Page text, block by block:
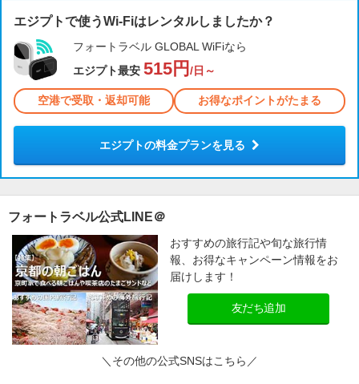
エジプトで使うWi-Fiはレンタルしましたか？
フォートラベル GLOBAL WiFiなら
エジプト最安 515円 /日～
空港で受取・返却可能 お得なポイントがたまる
エジプトの料金プランを見る
フォートラベル公式LINE＠
おすすめの旅行記や旬な旅行情
報、お得なキャンペーン情報をお
届けします！
友だち追加
＼その他の公式SNSはこちら／